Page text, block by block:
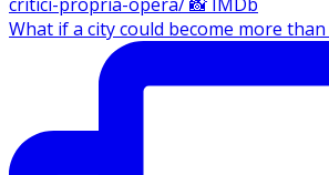
What if a city could become more than